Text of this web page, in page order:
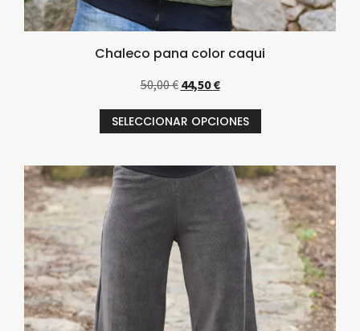
Chaleco pana color caqui
50,00€ 44,50€
SELECCIONAR OPCIONES